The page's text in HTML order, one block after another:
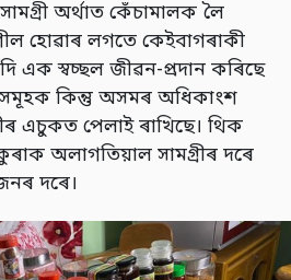
অৰ্থাত কেঁচামালক লৈ
হোৱাৰ লগতে কেইবাগৰাকী
দি এক স্বচ্ছল জীৱন-প্ৰদান কৰিছে
কিন্তু অসমৰ অধিকাংশ
এচুকত পেলাই ৰাখিছে। থিক
অলাগতিয়াল সামগ্ৰীৰ দৰে
দৰে।